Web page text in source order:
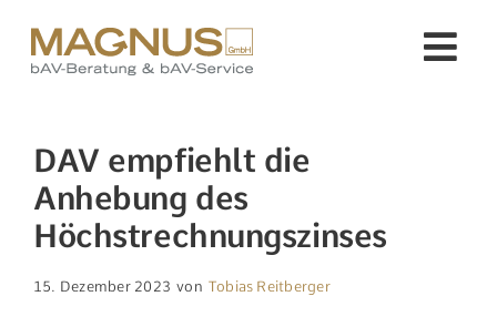
Inhalt
springen
Unternehmen
DAV empfiehlt die
Anhebung des
Höchstrechnungszinses
15. Dezember 2023 von Tobias Reitberger